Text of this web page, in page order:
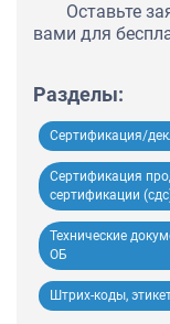
Оставьте
вами для
Разделы:
Сертификация/
Сертификация
сертификации
Технические
ОБ
Штрих-коды,